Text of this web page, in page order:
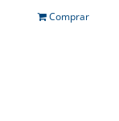
Comprar